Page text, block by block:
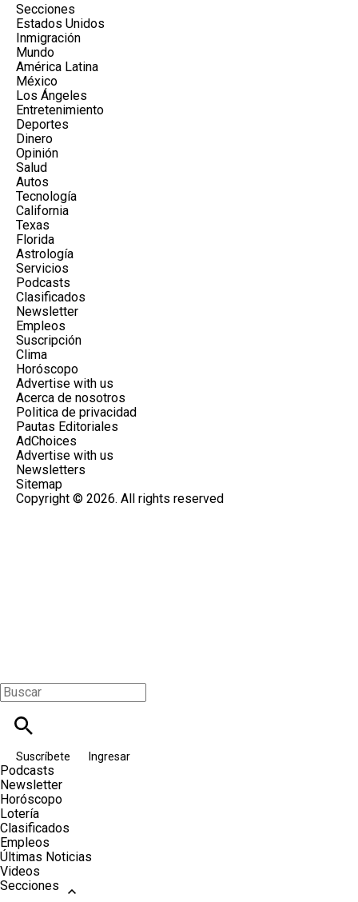
Secciones
Estados Unidos
Inmigración
Mundo
América Latina
México
Los Ángeles
Entretenimiento
Deportes
Dinero
Opinión
Salud
Autos
Tecnología
California
Texas
Florida
Astrología
Servicios
Podcasts
Clasificados
Newsletter
Empleos
Suscripción
Clima
Horóscopo
Advertise with us
Acerca de nosotros
Politica de privacidad
Pautas Editoriales
AdChoices
Advertise with us
Newsletters
Sitemap
Copyright © 2026. All rights reserved
Suscríbete Ingresar
Podcasts
Newsletter
Horóscopo
Lotería
Clasificados
Empleos
Últimas Noticias
Videos
Secciones